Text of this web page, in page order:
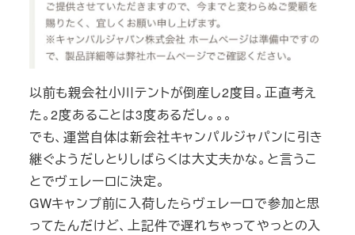
以前も親会社小川テントが倒産し2度目。正直考え
た。2度あることは3度あるだし。。。
でも、運営自体は新会社キャンパルジャパンに引き
継ぐようだしとりしばらくは大丈夫かな。と言うこ
とでヴェレーロに決定。
GWキャンプ前に入荷したらヴェレーロで参加と思
ってたんだけど、上記件で遅れちゃってやっとの入